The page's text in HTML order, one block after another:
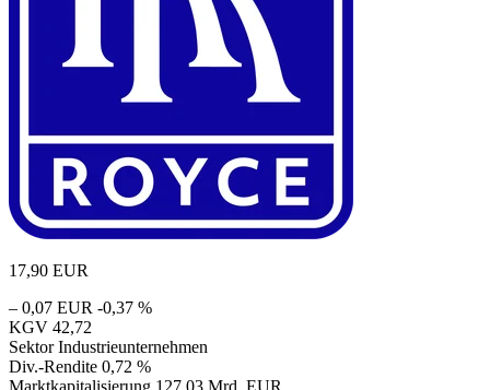
17,90 EUR
– 0,07 EUR -0,37 %
KGV 42,72
Sektor Industrieunternehmen
Div.-Rendite 0,72 %
Marktkapitalisierung 127,03 Mrd. EUR